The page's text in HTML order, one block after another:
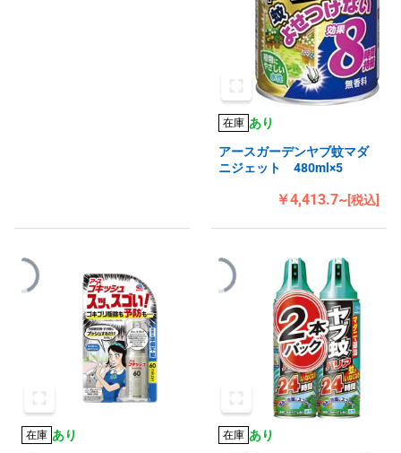
在庫 あり
アースガーデンヤブ蚊マダ
ニジェット 480ml×5
￥4,413.7~[税込]
在庫 あり
在庫 あり